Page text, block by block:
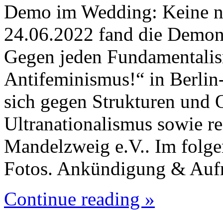
Demo im Wedding: Keine
24.06.2022 fand die
Gegen jeden
Antifeminismus!“ in
sich gegen Strukturen und
Ultranationalismus sowie
Mandelzweig e.V.. Im
Fotos. Ankündigung &
Continue reading »